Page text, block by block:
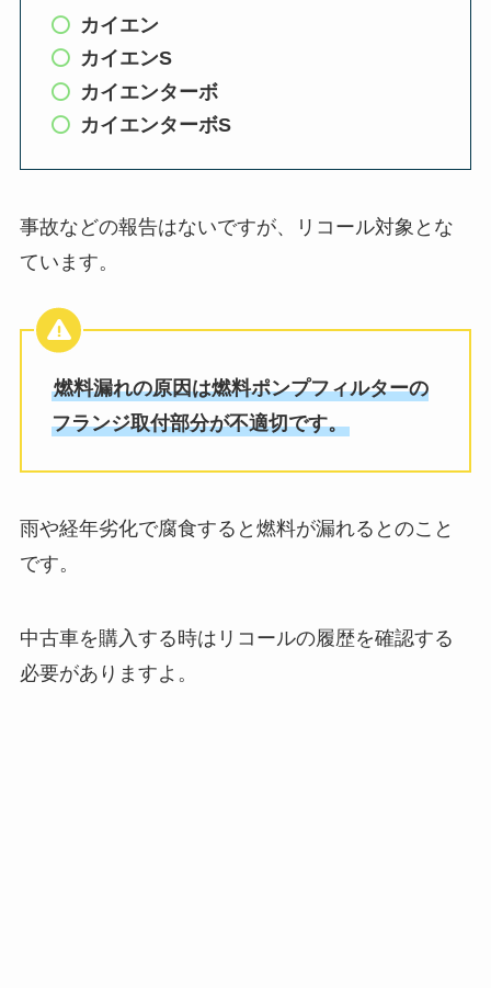
カイエン
カイエンS
カイエンターボ
カイエンターボS
事故などの報告はないですが、リコール対象とな
ています。
燃料漏れの原因は燃料ポンプフィルターの
フランジ取付部分が不適切です。
雨や経年劣化で腐食すると燃料が漏れるとのこと
です。
中古車を購入する時はリコールの履歴を確認する
必要がありますよ。